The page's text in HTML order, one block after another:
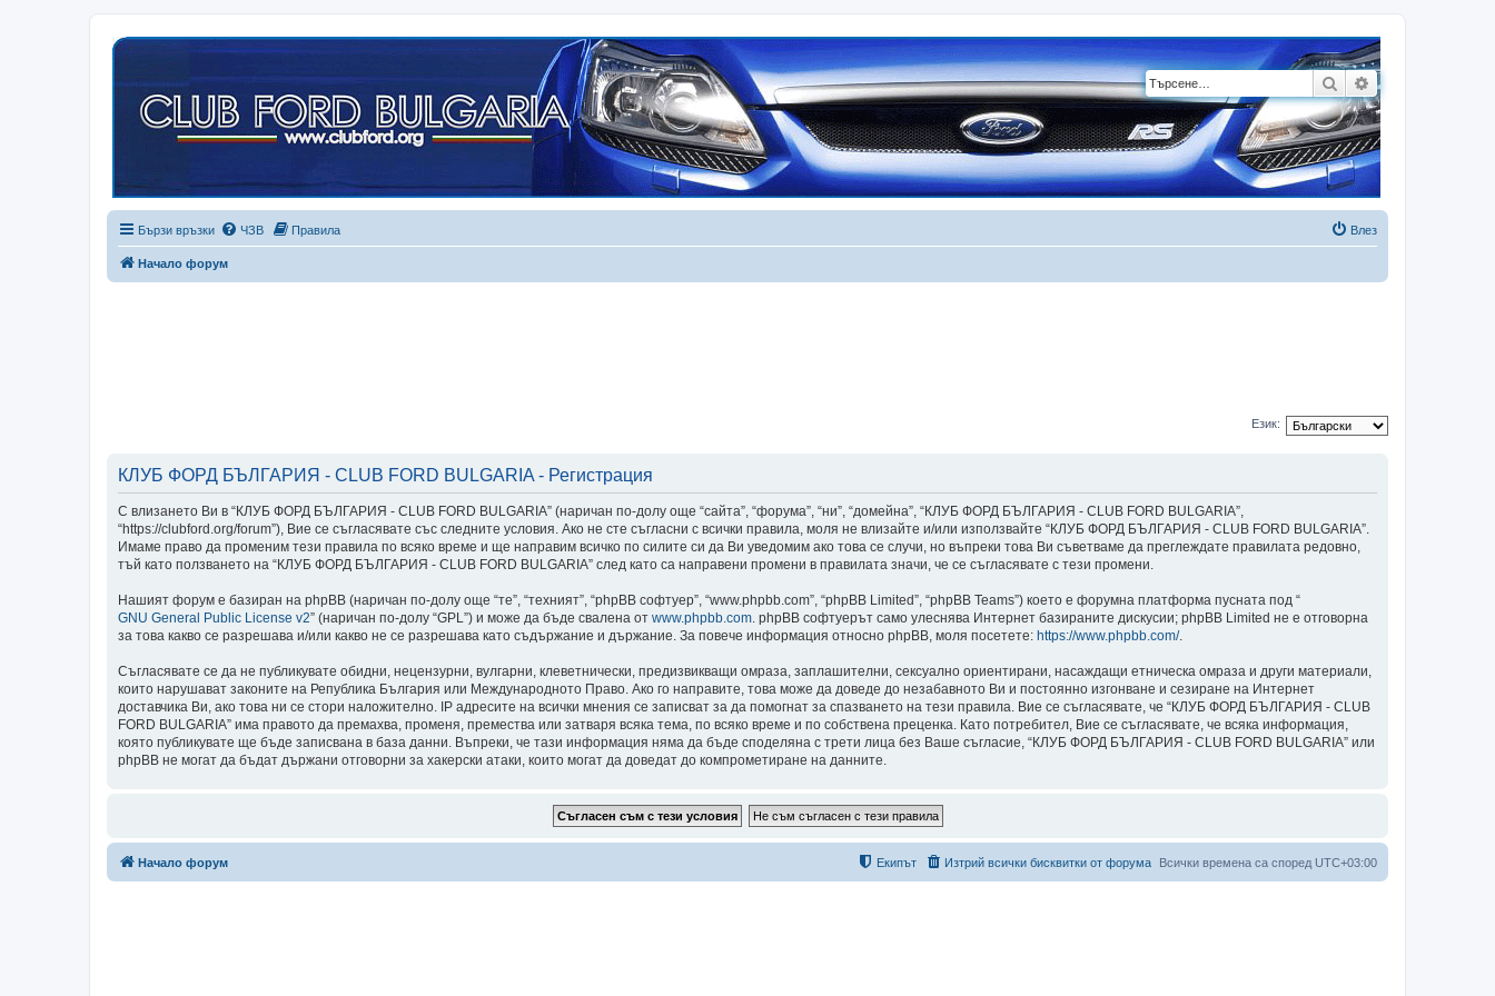
ТърсенеРазширено
Бързи връзки ЧЗВ Правила Влез
Начало форум
Език:
КЛУБ ФОРД БЪЛГАРИЯ - CLUB FORD BULGARIA - Регистрация
С влизането Ви в “КЛУБ ФОРД БЪЛГАРИЯ - CLUB FORD BULGARIA” (наричан по-долу още “сайта”, “форума”, “ни”, “домейна”, “КЛУБ ФОРД БЪЛГАРИЯ - CLUB FORD BULGARIA”,
“https://clubford.org/forum”), Вие се съгласявате със следните условия. Ако не сте съгласни с всички правила, моля не влизайте и/или използвайте “КЛУБ ФОРД БЪЛГАРИЯ - CLUB FORD BULGARIA”.
Имаме право да променим тези правила по всяко време и ще направим всичко по силите си да Ви уведомим ако това се случи, но въпреки това Ви съветваме да преглеждате правилата редовно,
тъй като ползването на “КЛУБ ФОРД БЪЛГАРИЯ - CLUB FORD BULGARIA” след като са направени промени в правилата значи, че се съгласявате с тези промени.
Нашият форум е базиран на phpBB (наричан по-долу още “те”, “техният”, “phpBB софтуер”, “www.phpbb.com”, “phpBB Limited”, “phpBB Teams”) което е форумна платформа пусната под “
GNU General Public License v2” (наричан по-долу “GPL”) и може да бъде свалена от www.phpbb.com. phpBB софтуерът само улеснява Интернет базираните дискусии; phpBB Limited не е отговорна
за това какво се разрешава и/или какво не се разрешава като съдържание и държание. За повече информация относно phpBB, моля посетете: https://www.phpbb.com/.
Съгласявате се да не публикувате обидни, нецензурни, вулгарни, клеветнически, предизвикващи омраза, заплашителни, сексуално ориентирани, насаждащи етническа омраза и други материали,
които нарушават законите на Република България или Международното Право. Ако го направите, това може да доведе до незабавното Ви и постоянно изгонване и сезиране на Интернет
доставчика Ви, ако това ни се стори наложително. IP адресите на всички мнения се записват за да помогнат за спазването на тези правила. Вие се съгласявате, че “КЛУБ ФОРД БЪЛГАРИЯ - CLUB
FORD BULGARIA” има правото да премахва, променя, премества или затваря всяка тема, по всяко време и по собствена преценка. Като потребител, Вие се съгласявате, че всяка информация,
която публикувате ще бъде записвана в база данни. Въпреки, че тази информация няма да бъде споделяна с трети лица без Ваше съгласие, “КЛУБ ФОРД БЪЛГАРИЯ - CLUB FORD BULGARIA” или
phpBB не могат да бъдат държани отговорни за хакерски атаки, които могат да доведат до компрометиране на данните.
Начало форум Всички времена са според UTC+03:00
Изтрий всички бисквитки от форума
Екипът